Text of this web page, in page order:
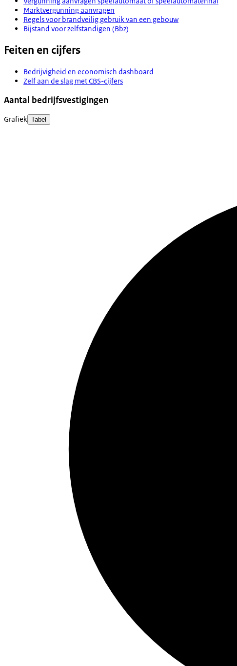
Marktvergunning aanvragen
Regels voor brandveilig gebruik van een gebouw
Bijstand voor zelfstandigen (Bbz)
Feiten en cijfers
Bedrijvigheid en economisch dashboard
Zelf aan de slag met CBS-cijfers
Aantal bedrijfsvestigingen
Grafiek Tabel